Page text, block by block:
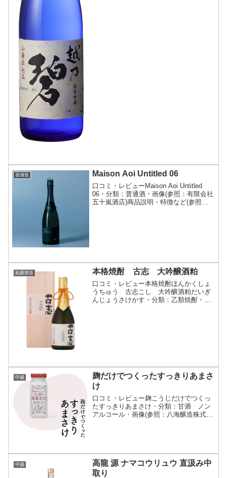
葵酒造 Maison Aoi Untitled 06
口コミ・レビューMaison Aoi Untitled
06・分類：普通酒・画像(参照：有限会社
五十嵐酒店)商品説明・特徴など(参照：
柏露酒造 本格焼酎 古志 大吟醸酒粕
口コミ・レビュー本格焼酎ほんかくしょ
うちゅう 古志こし 大吟醸酒粕だいぎ
んじょうさけかす・分類：乙類焼酎・画
中越
麹だけでつくったすっきりあまさ
け
口コミ・レビュー麹こうじだけでつくっ
たすっきりあまさけ・分類：甘酒 ノン
アルコール・画像(参照：八海醸造株式会
中越
高龍 源 ナマコウリュウ 直汲み中
取り